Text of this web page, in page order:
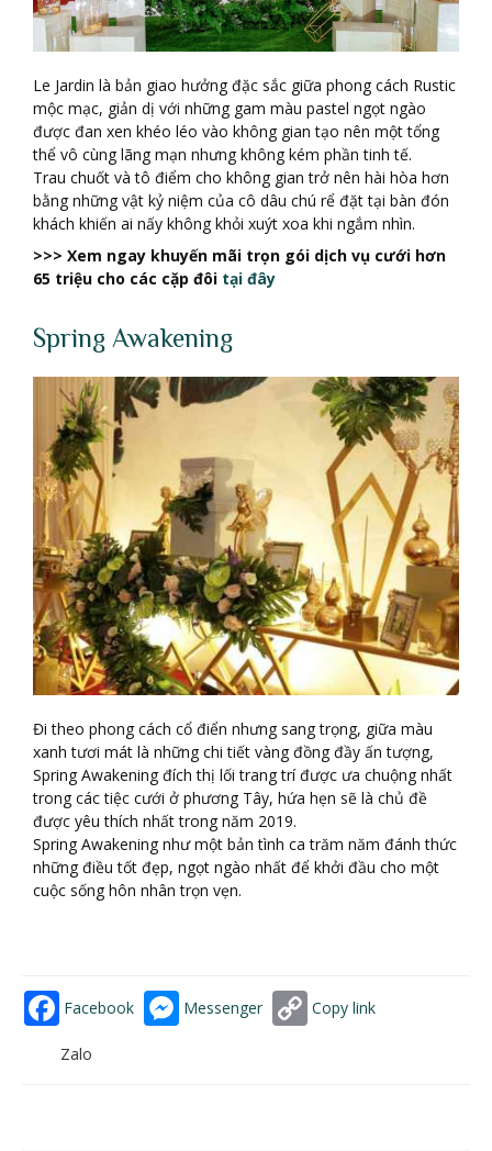
Le Jardin là bản giao hưởng đặc sắc giữa phong cách Rustic
mộc mạc, giản dị với những gam màu pastel ngọt ngào
được đan xen khéo léo vào không gian tạo nên một tổng
thể vô cùng lãng mạn nhưng không kém phần tinh tế.
Trau chuốt và tô điểm cho không gian trở nên hài hòa hơn
bằng những vật kỷ niệm của cô dâu chú rể đặt tại bàn đón
khách khiến ai nấy không khỏi xuýt xoa khi ngắm nhìn.
>>> Xem ngay khuyến mãi trọn gói dịch vụ cưới hơn
65 triệu cho các cặp đôi tại đây
Spring Awakening
Đi theo phong cách cổ điển nhưng sang trọng, giữa màu
xanh tươi mát là những chi tiết vàng đồng đầy ấn tượng,
Spring Awakening đích thị lối trang trí được ưa chuộng nhất
trong các tiệc cưới ở phương Tây, hứa hẹn sẽ là chủ đề
được yêu thích nhất trong năm 2019.
Spring Awakening như một bản tình ca trăm năm đánh thức
những điều tốt đẹp, ngọt ngào nhất để khởi đầu cho một
cuộc sống hôn nhân trọn vẹn.
Facebook Messenger Copy link
Zalo